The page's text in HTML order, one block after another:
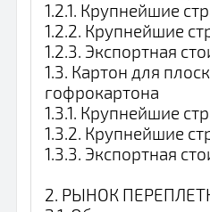
1.2.1. Крупнейшие
1.2.2. Крупнейшие
1.2.3. Экспортная
1.3. Картон для
гофрокартона
1.3.1. Крупнейшие
1.3.2. Крупнейшие
1.3.3. Экспортная
2. РЫНОК